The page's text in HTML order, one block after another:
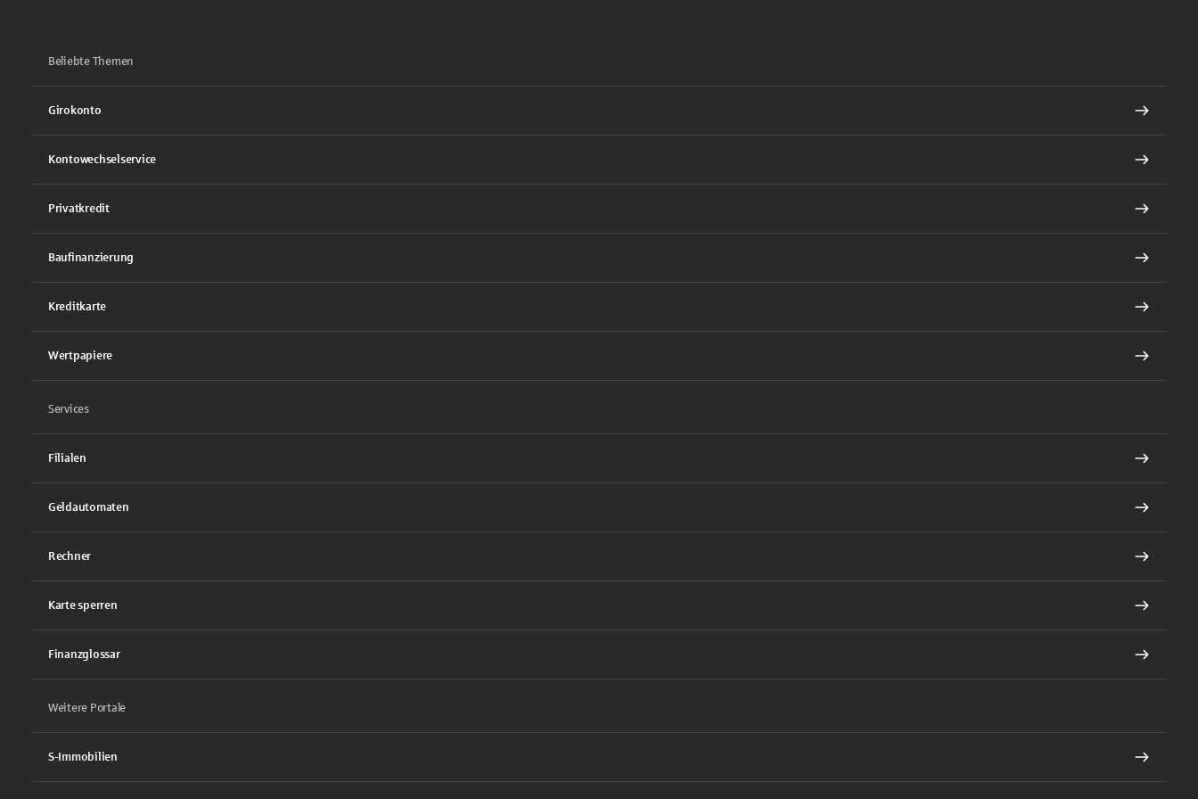
Beliebte Themen
Girokonto
Kontowechselservice
Privatkredit
Baufinanzierung
Kreditkarte
Wertpapiere
Services
Filialen
Geldautomaten
Rechner
Karte sperren
Finanzglossar
Weitere Portale
S-Immobilien